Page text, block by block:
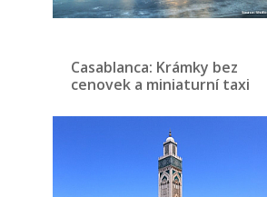
Casablanca: Krámky bez
cenovek a miniaturní taxi